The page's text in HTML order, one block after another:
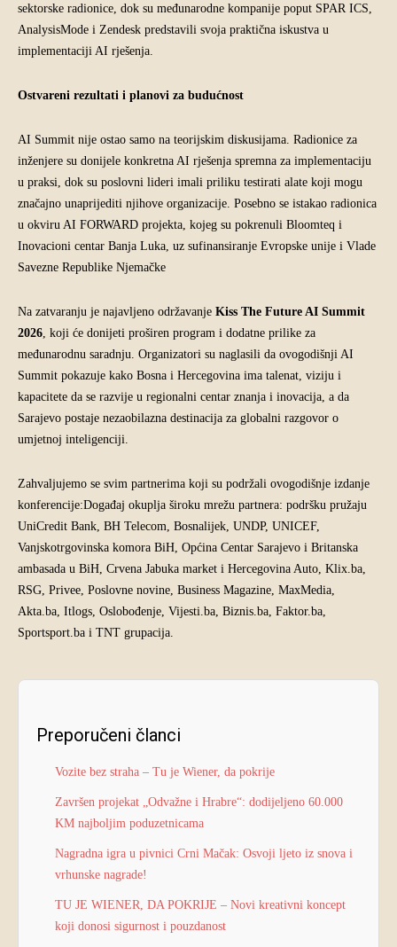
sektorske radionice, dok su međunarodne kompanije poput SPAR ICS,
AnalysisMode i Zendesk predstavili svoja praktična iskustva u
implementaciji AI rješenja.
Ostvareni rezultati i planovi za budućnost
AI Summit nije ostao samo na teorijskim diskusijama. Radionice za
inženjere su donijele konkretna AI rješenja spremna za implementaciju
u praksi, dok su poslovni lideri imali priliku testirati alate koji mogu
značajno unaprijediti njihove organizacije. Posebno se istakao radionica
u okviru AI FORWARD projekta, kojeg su pokrenuli Bloomteq i
Inovacioni centar Banja Luka, uz sufinansiranje Evropske unije i Vlade
Savezne Republike Njemačke
Na zatvaranju je najavljeno održavanje Kiss The Future AI Summit
2026 , koji će donijeti proširen program i dodatne prilike za
međunarodnu saradnju. Organizatori su naglasili da ovogodišnji AI
Summit pokazuje kako Bosna i Hercegovina ima talenat, viziju i
kapacitete da se razvije u regionalni centar znanja i inovacija, a da
Sarajevo postaje nezaobilazna destinacija za globalni razgovor o
umjetnoj inteligenciji.
Zahvaljujemo se svim partnerima koji su podržali ovogodišnje izdanje
konferencije:Događaj okuplja široku mrežu partnera: podršku pružaju
UniCredit Bank, BH Telecom, Bosnalijek, UNDP, UNICEF,
Vanjskotrgovinska komora BiH, Općina Centar Sarajevo i Britanska
ambasada u BiH, Crvena Jabuka market i Hercegovina Auto, Klix.ba,
RSG, Privee, Poslovne novine, Business Magazine, MaxMedia,
Akta.ba, Itlogs, Oslobođenje, Vijesti.ba, Biznis.ba, Faktor.ba,
Sportsport.ba i TNT grupacija.
Preporučeni članci
Vozite bez straha – Tu je Wiener, da pokrije
Završen projekat „Odvažne i Hrabre“: dodijeljeno 60.000
KM najboljim poduzetnicama
Nagradna igra u pivnici Crni Mačak: Osvoji ljeto iz snova i
vrhunske nagrade!
TU JE WIENER, DA POKRIJE – Novi kreativni koncept
koji donosi sigurnost i pouzdanost